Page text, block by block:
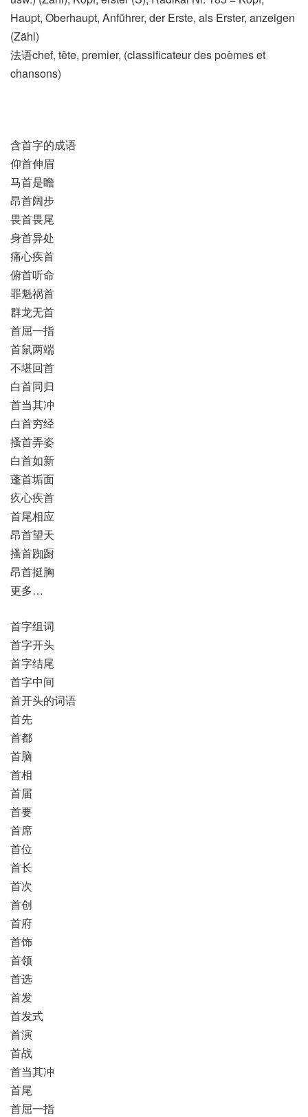
Haupt, Oberhaupt, Anführer, der Erste, als Erster, anzeigen
(Zähl)
法语chef, tête, premier, (classificateur des poèmes et
chansons)​
含首字的成语
仰首伸眉
马首是瞻
昂首阔步
畏首畏尾
身首异处
痛心疾首
俯首听命
罪魁祸首
群龙无首
首屈一指
首鼠两端
不堪回首
白首同归
首当其冲
白首穷经
搔首弄姿
白首如新
蓬首垢面
疚心疾首
首尾相应
昂首望天
搔首踟蹰
昂首挺胸
更多…
首字组词
首字开头
首字结尾
首字中间
首开头的词语
首先
首都
首脑
首相
首届
首要
首席
首位
首长
首次
首创
首府
首饰
首领
首选
首发
首发式
首演
首战
首当其冲
首尾
首屈一指